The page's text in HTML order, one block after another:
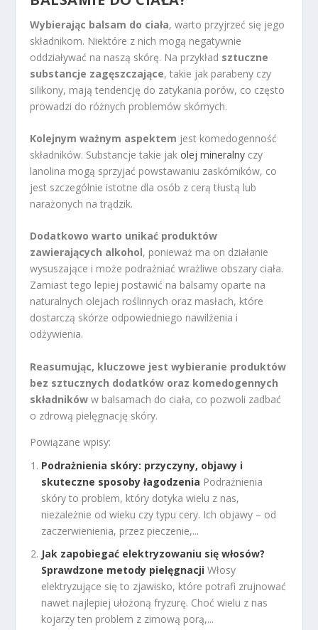
Wybierając balsam do ciała, warto przyjrzeć się jego
składnikom. Niektóre z nich mogą negatywnie
oddziaływać na naszą skórę. Na przykład sztuczne
substancje zagęszczające, takie jak parabeny czy
silikony, mają tendencję do zatykania porów, co często
prowadzi do różnych problemów skórnych.
Kolejnym ważnym aspektem jest komedogenność
składników. Substancje takie jakolej mineralny czy
lanolina mogą sprzyjać powstawaniu zaskórników, co
jest szczególnie istotne dla osób z cerą tłustą lub
narażonych na trądzik.
Dodatkowo warto unikać produktów
zawierających alkohol, ponieważ ma on działanie
wysuszające i może podrażniać wrażliwe obszary ciała.
Zamiast tego lepiej postawić na balsamy oparte na
naturalnych olejach roślinnych oraz masłach, które
dostarczą skórze odpowiedniego nawilżenia i
odżywienia.
Reasumując, kluczowe jest wybieranie produktów
bez sztucznych dodatków oraz komedogennych
składników w balsamach do ciała, co pozwoli zadbać
o zdrową pielęgnację skóry.
Powiązane wpisy:
Podrażnienia skóry: przyczyny, objawy i
skuteczne sposoby łagodzenia Podrażnienia
skóry to problem, który dotyka wielu z nas,
niezależnie od wieku czy typu cery. Ich objawy – od
zaczerwienienia, przez pieczenie,...
Jak zapobiegać elektryzowaniu się włosów?
Sprawdzone metody pielęgnacji Włosy
elektryzujące się to zjawisko, które potrafi zrujnować
nawet najlepiej ułożoną fryzurę. Choć wielu z nas
kojarzy ten problem z zimową porą,...